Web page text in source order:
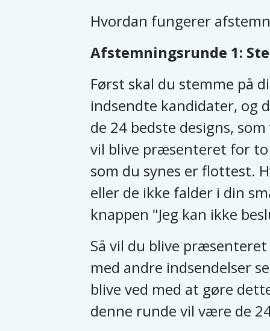
Hvordan fungerer
Afstemningsrunde 1:
Først skal du stemme på
indsendte kandidater, og
de 24 bedste designs,
vil blive præsenteret for
som du synes er flottest.
eller de ikke falder i din
knappen "Jeg kan ikke
Så vil du blive
med andre indsendelser
blive ved med at gøre
denne runde vil være de